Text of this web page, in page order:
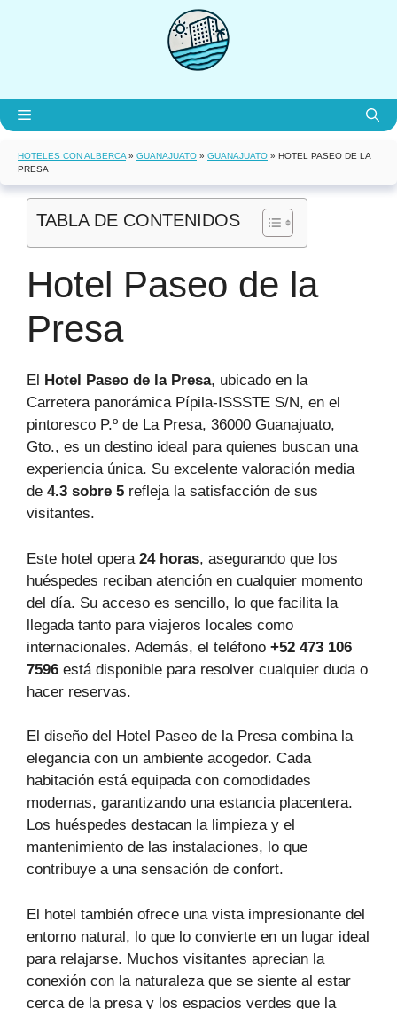
Menú
HOTELES CON ALBERCA » GUANAJUATO » GUANAJUATO » HOTEL PASEO DE LA
PRESA
TABLA DE CONTENIDOS
Hotel Paseo de la
Presa
El Hotel Paseo de la Presa, ubicado en la
Carretera panorámica Pípila-ISSSTE S/N, en el
pintoresco P.º de La Presa, 36000 Guanajuato,
Gto., es un destino ideal para quienes buscan una
experiencia única. Su excelente valoración media
de 4.3 sobre 5 refleja la satisfacción de sus
visitantes.
Este hotel opera 24 horas, asegurando que los
huéspedes reciban atención en cualquier momento
del día. Su acceso es sencillo, lo que facilita la
llegada tanto para viajeros locales como
internacionales. Además, el teléfono +52 473 106
7596 está disponible para resolver cualquier duda o
hacer reservas.
El diseño del Hotel Paseo de la Presa combina la
elegancia con un ambiente acogedor. Cada
habitación está equipada con comodidades
modernas, garantizando una estancia placentera.
Los huéspedes destacan la limpieza y el
mantenimiento de las instalaciones, lo que
contribuye a una sensación de confort.
El hotel también ofrece una vista impresionante del
entorno natural, lo que lo convierte en un lugar ideal
para relajarse. Muchos visitantes aprecian la
conexión con la naturaleza que se siente al estar
cerca de la presa y los espacios verdes que la